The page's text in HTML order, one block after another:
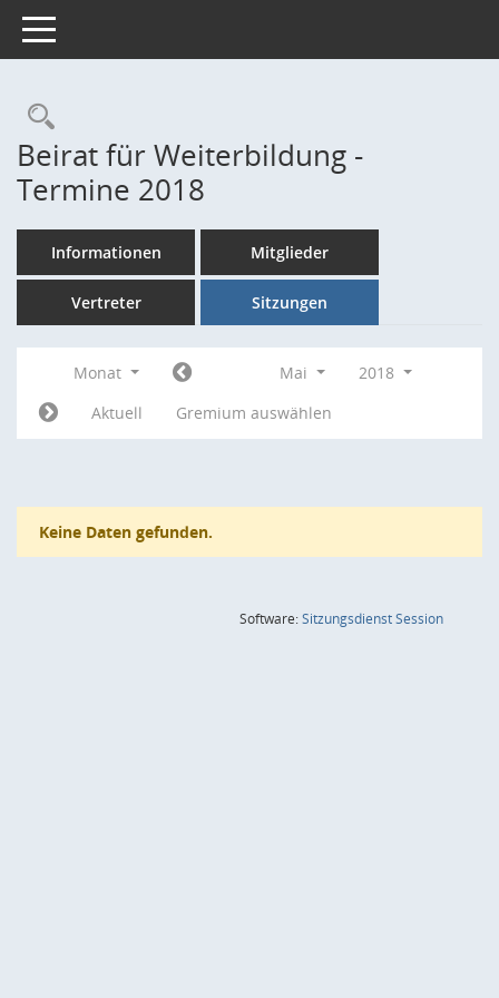
Toggle navigation
Rechercheauswahl
Beirat für Weiterbildung -
Termine 2018
Informationen Mitglieder
Vertreter Sitzungen
Monat Mai
2018
Aktuell
Gremium auswählen
Keine Daten gefunden.
Software:SitzungsdienstSession(Wird in